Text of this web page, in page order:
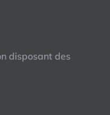
disposant des